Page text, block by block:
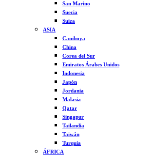
San Marino
Suecia
Suiza
ASIA
Camboya
China
Corea del Sur
Emiratos Árabes Unidos
Indonesia
Japón
Jordania
Malasia
Qatar
Singapur
Tailandia
Taiwán
Turquía
ÁFRICA